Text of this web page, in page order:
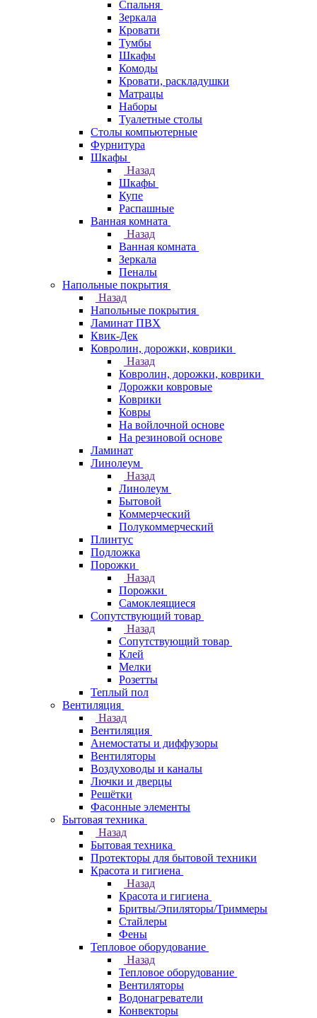
Спальня
Зеркала
Кровати
Тумбы
Шкафы
Комоды
Кровати, раскладушки
Матрацы
Наборы
Туалетные столы
Столы компьютерные
Фурнитура
Шкафы
Назад
Шкафы
Купе
Распашные
Ванная комната
Назад
Ванная комната
Зеркала
Пеналы
Напольные покрытия
Назад
Напольные покрытия
Ламинат ПВХ
Квик-Дек
Ковролин, дорожки, коврики
Назад
Ковролин, дорожки, коврики
Дорожки ковровые
Коврики
Ковры
На войлочной основе
На резиновой основе
Ламинат
Линолеум
Назад
Линолеум
Бытовой
Коммерческий
Полукоммерческий
Плинтус
Подложка
Порожки
Назад
Порожки
Самоклеящиеся
Сопутствующий товар
Назад
Сопутствующий товар
Клей
Мелки
Розетты
Теплый пол
Вентиляция
Назад
Вентиляция
Анемостаты и диффузоры
Вентиляторы
Воздуховоды и каналы
Лючки и дверцы
Решётки
Фасонные элементы
Бытовая техника
Назад
Бытовая техника
Протекторы для бытовой техники
Красота и гигиена
Назад
Красота и гигиена
Бритвы/Эпиляторы/Триммеры
Стайлеры
Фены
Тепловое оборудование
Назад
Тепловое оборудование
Вентиляторы
Водонагреватели
Конвекторы